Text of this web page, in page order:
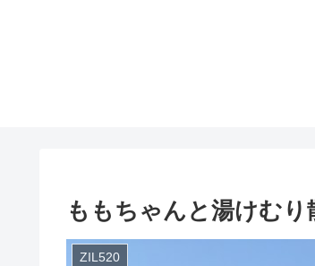
ももちゃんと湯けむり
ZIL520